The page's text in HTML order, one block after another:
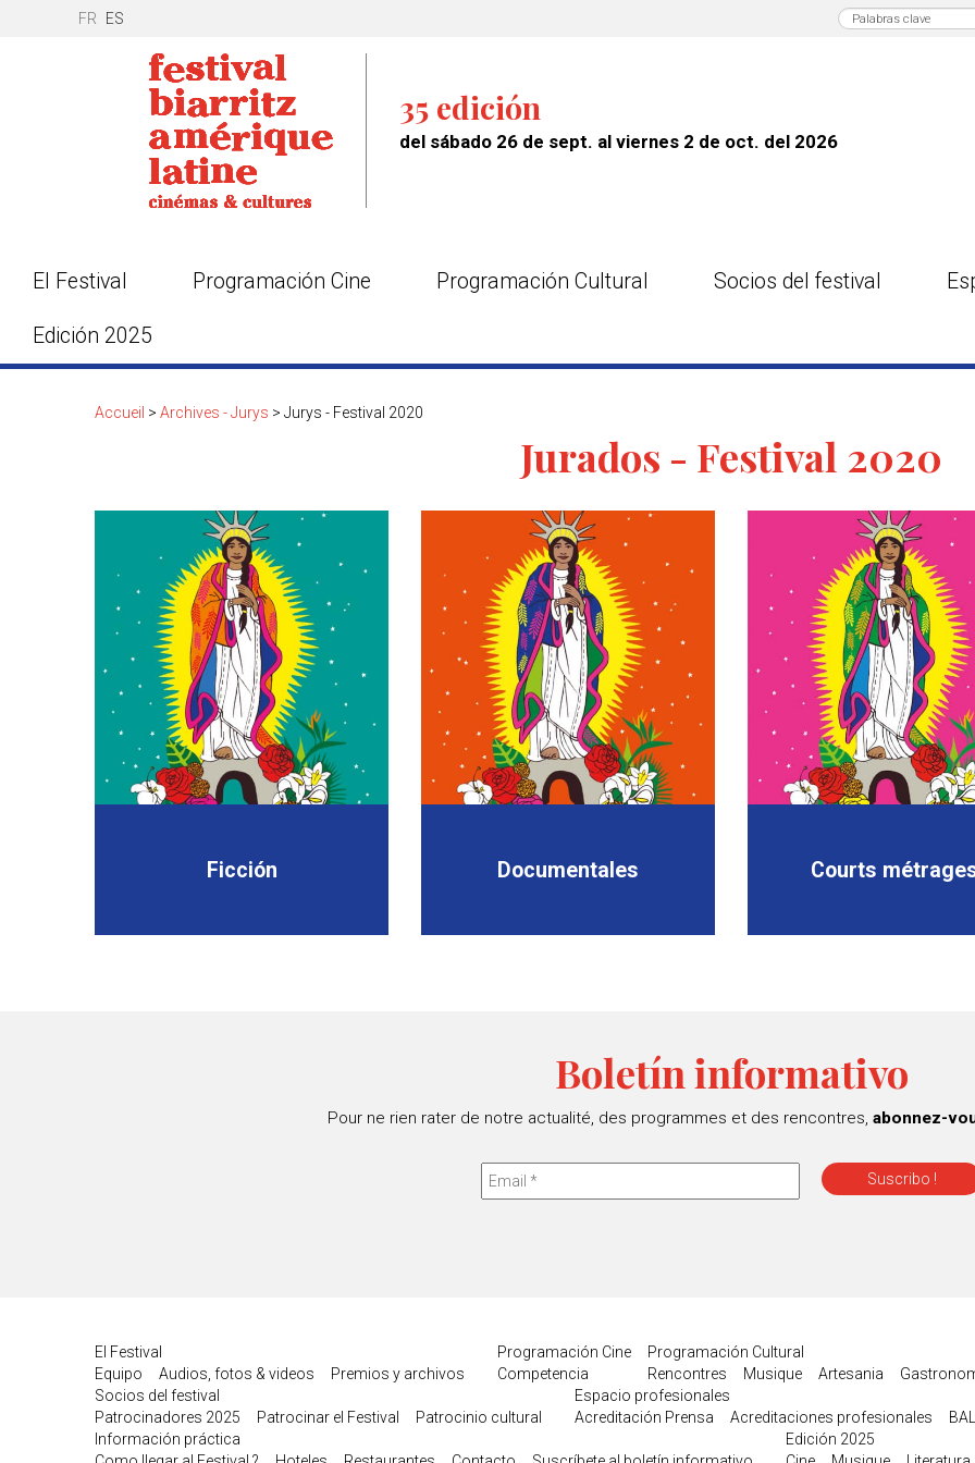
FR ES
35 edición
del sábado 26 de sept. al viernes 2 de oct. del 2026
El Festival Programación Cine Programación Cultural Socios del festival
Edición 2025
Accueil > Archives - Jurys > Jurys - Festival 2020
Jurados - Festival 2020
Ficción Documentales Courts
Boletín informativo
Pour ne rien rater de notre actualité, des programmes et des rencontres, abonnez-
El Festival
Equipo
Audios, fotos & videos Premios y archivos
Programación Cine
Competencia
Programación Cultural
Rencontres
Musique Artesania
Socios del festival
Patrocinadores 2025
Patrocinar el Festival Patrocinio cultural
Espacio profesionales
Acreditación Prensa
Acreditaciones profesionales
Información práctica
Edición 2025